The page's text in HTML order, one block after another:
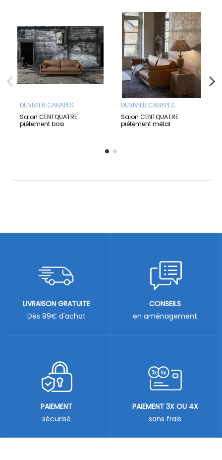
DUVIVIER CANAPÉS
Salon CENTQUATRE
piétement bois
DUVIVIER CANAPÉS
Salon CENTQUATRE
piétement métal
LIVRAISON GRATUITE
Dès 99€ d'achat
CONSEILS
en aménagement
PAIEMENT
sécurisé
PAIEMENT 3X OU 4X
sans frais